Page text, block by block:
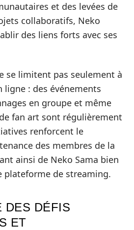
et des levées de
collaboratifs, Neko
des liens forts avec ses
se limitent pas seulement à
ligne : des événements
en groupe et même
fan art sont régulièrement
renforcent le
des membres de la
ainsi de Neko Sama bien
plateforme de streaming.
DES DÉFIS
ET